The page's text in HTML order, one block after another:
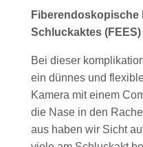
Fiberendoskopische
Schluckaktes
Bei dieser
ein dünnes und
Kamera mit einem
die Nase in den
aus haben wir Sicht